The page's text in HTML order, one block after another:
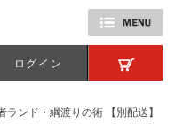
ログイン
ランド・綱渡りの術 【別配送】